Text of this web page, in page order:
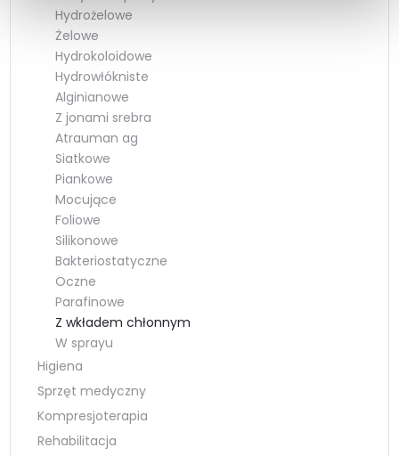
Hydrożelowe
Żelowe
Hydrokoloidowe
Hydrowłókniste
Alginianowe
Z jonami srebra
Atrauman ag
Siatkowe
Piankowe
Mocujące
Foliowe
Silikonowe
Bakteriostatyczne
Oczne
Parafinowe
Z wkładem chłonnym
W sprayu
Higiena
Sprzęt medyczny
Kompresjoterapia
Rehabilitacja